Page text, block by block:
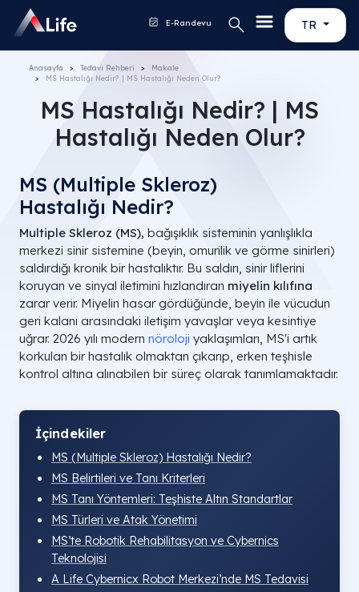
TR
E-Randevu
Anasayfa Tedavi Rehberi
Makale
MS Hastalığı Nedir? | MS Hastalığı Neden Olur?
MS Hastalığı Nedir? | MS
Hastalığı Neden Olur?
MS (Multiple Skleroz)
Hastalığı Nedir?
Multiple Skleroz (MS), bağışıklık sisteminin yanlışlıkla
merkezi sinir sistemine (beyin, omurilik ve görme sinirleri)
saldırdığı kronik bir hastalıktır. Bu saldırı, sinir liflerini
koruyan ve sinyal iletimini hızlandıran miyelin kılıfına
zarar verir. Miyelin hasar gördüğünde, beyin ile vücudun
geri kalanı arasındaki iletişim yavaşlar veya kesintiye
uğrar. 2026 yılı modern nöroloji yaklaşımları, MS'i artık
korkulan bir hastalık olmaktan çıkarıp, erken teşhisle
kontrol altına alınabilen bir süreç olarak tanımlamaktadır.
İçindekiler
MS (Multiple Skleroz) Hastalığı Nedir?
MS Belirtileri ve Tanı Kriterleri
MS Tanı Yöntemleri: Teşhiste Altın Standartlar
MS Türleri ve Atak Yönetimi
MS’te Robotik Rehabilitasyon ve Cybernics
Teknolojisi
A Life Cybernicx Robot Merkezi’nde MS Tedavisi